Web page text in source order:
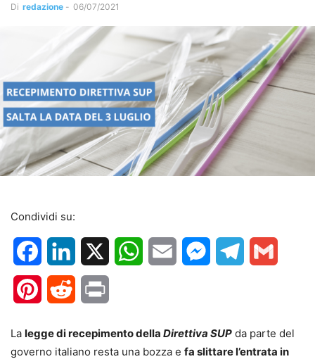
Di redazione - 06/07/2021
Condividi su:
FacebookLinkedIn WhatsApp
Email MessengerTelegram
PinterestReddit
La legge di recepimento della Direttiva SUP da parte del
governo italiano resta una bozza e fa slittare l’entrata in